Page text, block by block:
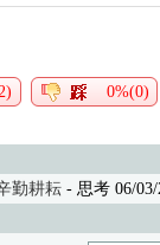
0%(0)
勤耕耘 - 思考 06/